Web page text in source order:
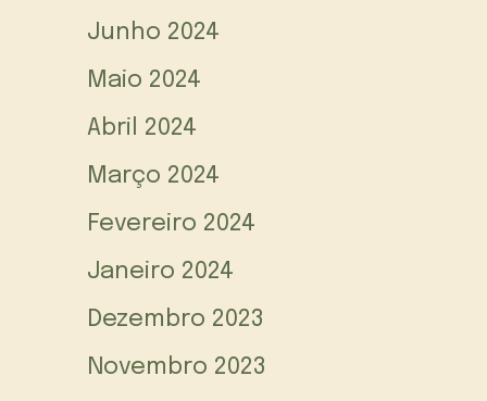
Junho 2024
Maio 2024
Abril 2024
Março 2024
Fevereiro 2024
Janeiro 2024
Dezembro 2023
Novembro 2023